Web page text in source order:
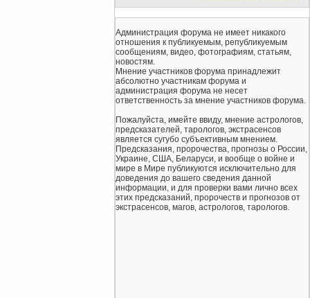
Администрация форума не имеет никакого
отношения к публикуемым, републикуемым
сообщениям, видео, фотографиям, статьям,
новостям.
Мнение участников форума принадлежит
абсолютно участникам форума и
администрация форума не несет
ответственность за мнение участников форума.
Пожалуйста, имейте ввиду, мнение астрологов,
предсказателей, тарологов, экстрасенсов
является сугубо субъективным мнением.
Предсказания, пророчества, прогнозы о России,
Украине, США, Беларуси, и вообще о войне и
мире в Мире публикуются исключительно для
доведения до вашего сведения данной
информации, и для проверки вами лично всех
этих предсказаний, пророчеств и прогнозов от
экстрасенсов, магов, астрологов, тарологов.